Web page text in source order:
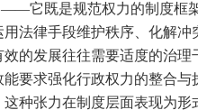
它既是规范权力的制度
法律手段维护秩序、化解
的发展往往需要适度的治
要求强化行政权力的整合
种张力在制度层面表现为